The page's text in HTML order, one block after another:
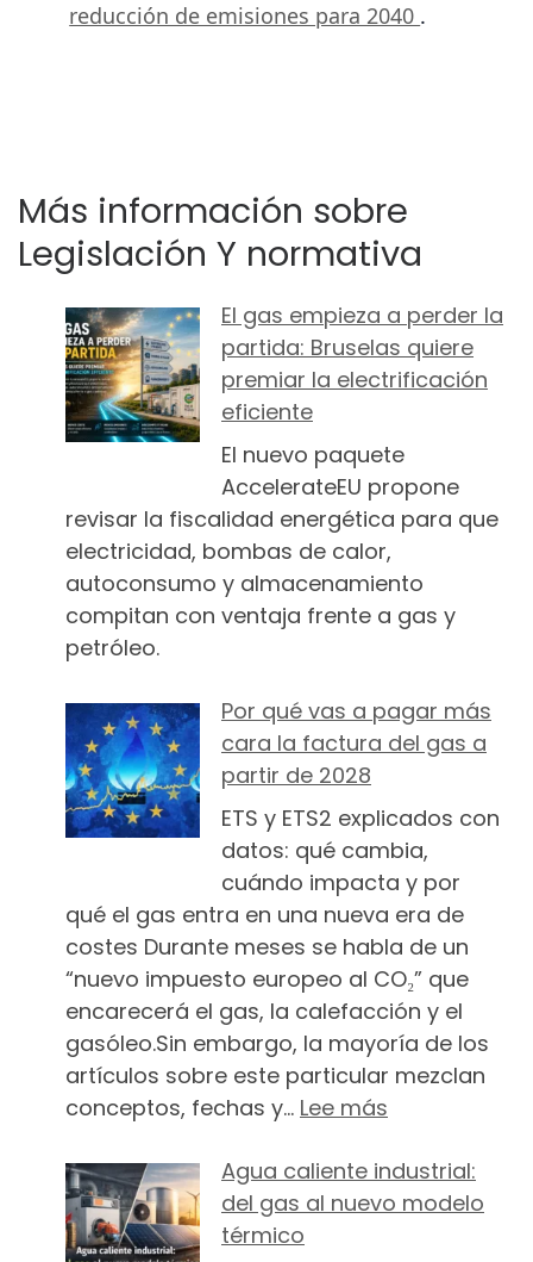
reducción de emisiones para 2040 .
Más información sobre
Legislación Y normativa
El gas empieza a perder la
partida: Bruselas quiere
premiar la electrificación
eficiente
El nuevo paquete
AccelerateEU propone
revisar la fiscalidad energética para que
electricidad, bombas de calor,
autoconsumo y almacenamiento
compitan con ventaja frente a gas y
petróleo.
Por qué vas a pagar más
cara la factura del gas a
partir de 2028
ETS y ETS2 explicados con
datos: qué cambia,
cuándo impacta y por
qué el gas entra en una nueva era de
costes Durante meses se habla de un
“nuevo impuesto europeo al CO₂” que
encarecerá el gas, la calefacción y el
gasóleo.Sin embargo, la mayoría de los
artículos sobre este particular mezclan
conceptos, fechas y… Lee más
Agua caliente industrial:
del gas al nuevo modelo
térmico